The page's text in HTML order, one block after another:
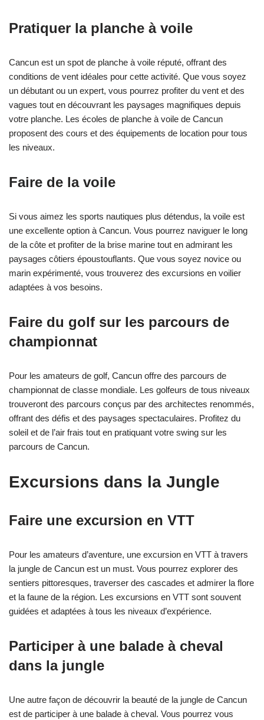
Pratiquer la planche à voile
Cancun est un spot de planche à voile réputé, offrant des
conditions de vent idéales pour cette activité. Que vous soyez
un débutant ou un expert, vous pourrez profiter du vent et des
vagues tout en découvrant les paysages magnifiques depuis
votre planche. Les écoles de planche à voile de Cancun
proposent des cours et des équipements de location pour tous
les niveaux.
Faire de la voile
Si vous aimez les sports nautiques plus détendus, la voile est
une excellente option à Cancun. Vous pourrez naviguer le long
de la côte et profiter de la brise marine tout en admirant les
paysages côtiers époustouflants. Que vous soyez novice ou
marin expérimenté, vous trouverez des excursions en voilier
adaptées à vos besoins.
Faire du golf sur les parcours de
championnat
Pour les amateurs de golf, Cancun offre des parcours de
championnat de classe mondiale. Les golfeurs de tous niveaux
trouveront des parcours conçus par des architectes renommés,
offrant des défis et des paysages spectaculaires. Profitez du
soleil et de l’air frais tout en pratiquant votre swing sur les
parcours de Cancun.
Excursions dans la Jungle
Faire une excursion en VTT
Pour les amateurs d’aventure, une excursion en VTT à travers
la jungle de Cancun est un must. Vous pourrez explorer des
sentiers pittoresques, traverser des cascades et admirer la flore
et la faune de la région. Les excursions en VTT sont souvent
guidées et adaptées à tous les niveaux d’expérience.
Participer à une balade à cheval
dans la jungle
Une autre façon de découvrir la beauté de la jungle de Cancun
est de participer à une balade à cheval. Vous pourrez vous